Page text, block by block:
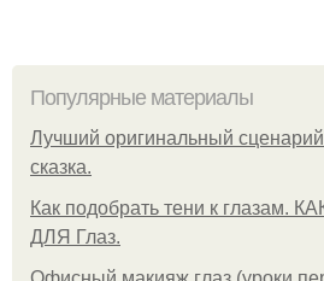
Популярные материалы
Лучший оригинальный
сказка.
Как подобрать тени к глазам.
ДЛЯ Глаз.